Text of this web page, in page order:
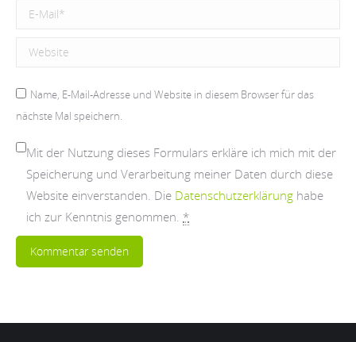
E-Mail *
Website
Name, E-Mail-Adresse und Website in diesem Browser für das
nächste Mal speichern.
Mit der Nutzung dieses Formulars erkläre ich mich mit der
Speicherung und Verarbeitung meiner Daten durch diese
Website einverstanden. Die Datenschutzerklärung habe
ich zur Kenntnis genommen. *
Kommentar senden